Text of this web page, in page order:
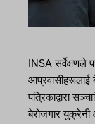
INSA सर्वेक्षणले
आप्रवासीहरूलाई
पत्रिकाद्वारा
बेरोजगार युक्रेनी